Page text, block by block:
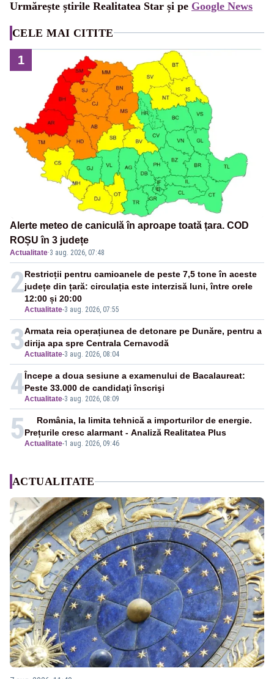
Urmărește știrile Realitatea Star și pe Google News
CELE MAI CITITE
1
Alerte meteo de caniculă în aproape toată țara. COD
ROȘU în 3 județe
Actualitate·3 aug. 2026, 07:48
2
Actualitate-3 aug. 2026, 07:55
Restricții pentru camioanele de peste 7,5 tone în aceste
județe din țară: circulația este interzisă luni, între orele
12:00 și 20:00
3Actualitate-3 aug. 2026, 08:04
Armata reia operațiunea de detonare pe Dunăre, pentru a
dirija apa spre Centrala Cernavodă
4Actualitate-3 aug. 2026, 08:09
Începe a doua sesiune a examenului de Bacalaureat:
Peste 33.000 de candidaţi înscrişi
5Actualitate-1 aug. 2026, 09:46
România, la limita tehnică a importurilor de energie.
Prețurile cresc alarmant - Analiză Realitatea Plus
ACTUALITATE